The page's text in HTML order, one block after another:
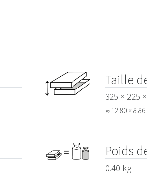
Taille
325 × 225
≈ 12.80 × 8.86
Poids
0.40 kg